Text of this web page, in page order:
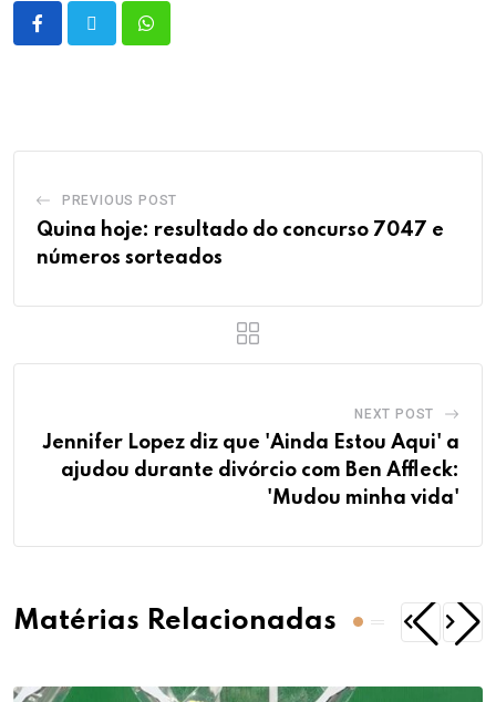
PREVIOUS POST
Quina hoje: resultado do concurso 7047 e
números sorteados
NEXT POST
Jennifer Lopez diz que 'Ainda Estou Aqui' a
ajudou durante divórcio com Ben Affleck:
'Mudou minha vida'
Matérias Relacionadas